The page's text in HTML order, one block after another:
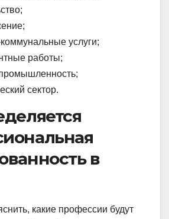
услуги;
работы;
сектор.
в
какие профессии будут